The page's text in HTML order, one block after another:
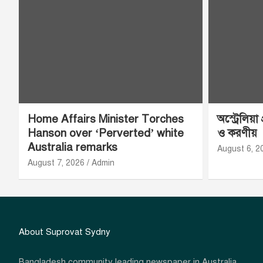
Home Affairs Minister Torches
Hanson over ‘Perverted’ white
Australia remarks
August 7, 2026 Admin
ও করণীয়
August 6,
About Suprovat Sydny